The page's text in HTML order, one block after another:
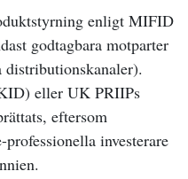
enligt MIFID
godtagbara motparter
eller UK PRIIPs
eftersom
investerare